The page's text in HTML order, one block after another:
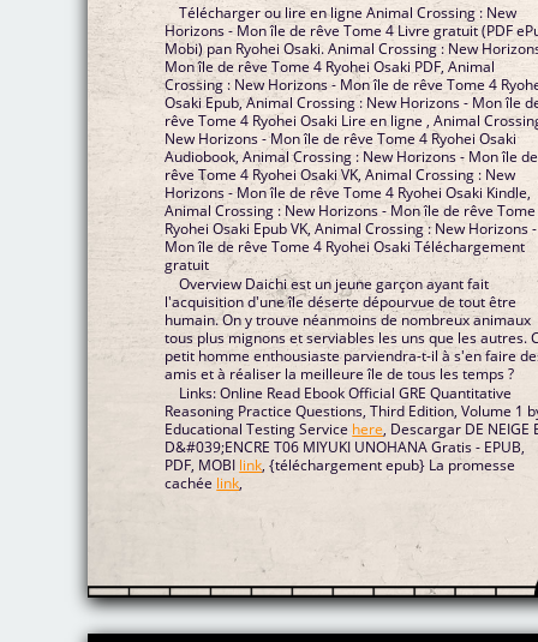
Télécharger ou lire en ligne Animal Crossing : New
Horizons - Mon île de rêve Tome 4 Livre gratuit (PDF
Mobi) pan Ryohei Osaki. Animal Crossing : New
Mon île de rêve Tome 4 Ryohei Osaki PDF, Animal
Crossing : New Horizons - Mon île de rêve Tome 4
Osaki Epub, Animal Crossing : New Horizons - Mon île
rêve Tome 4 Ryohei Osaki Lire en ligne , Animal
New Horizons - Mon île de rêve Tome 4 Ryohei Osaki
Audiobook, Animal Crossing : New Horizons - Mon île de
rêve Tome 4 Ryohei Osaki VK, Animal Crossing : New
Horizons - Mon île de rêve Tome 4 Ryohei Osaki Kindle,
Animal Crossing : New Horizons - Mon île de rêve
Ryohei Osaki Epub VK, Animal Crossing : New Horizons -
Mon île de rêve Tome 4 Ryohei Osaki Téléchargement
gratuit
Overview Daichi est un jeune garçon ayant fait
l'acquisition d'une île déserte dépourvue de tout être
humain. On y trouve néanmoins de nombreux animaux
tous plus mignons et serviables les uns que les autres.
petit homme enthousiaste parviendra-t-il à s'en faire
amis et à réaliser la meilleure île de tous les temps ?
Links: Online Read Ebook Official GRE Quantitative
Reasoning Practice Questions, Third Edition, Volume 1
Educational Testing Service here, Descargar DE NEIGE
D&#039;ENCRE T06 MIYUKI UNOHANA Gratis - EPUB,
PDF, MOBI link, {téléchargement epub} La promesse
cachée link,